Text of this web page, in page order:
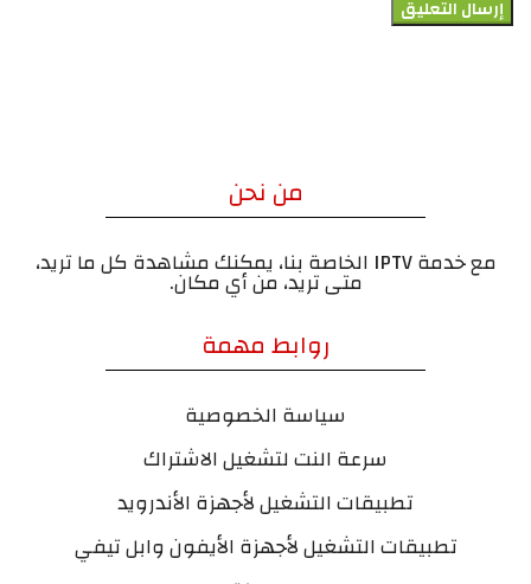
من نحن
مع خدمة IPTV الخاصة بنا، يمكنك مشاهدة كل ما تريد،
متى تريد، من أي مكان.
روابط مهمة
سياسة الخصوصية
سرعة النت لتشغيل الاشتراك
تطبيقات التشغيل لأجهزة الأندرويد
تطبيقات التشغيل لأجهزة الأيفون وابل تيفي